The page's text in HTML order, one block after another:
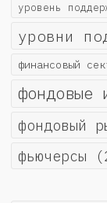
уровень
уровни
финансовый
фондовые
фондовый
фьючерсы